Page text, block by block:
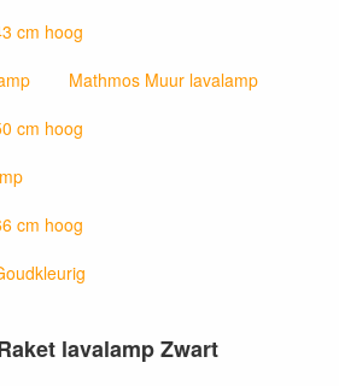
cm hoog
Mathmos Muur lavalamp
cm hoog
cm hoog
lavalamp Zwart